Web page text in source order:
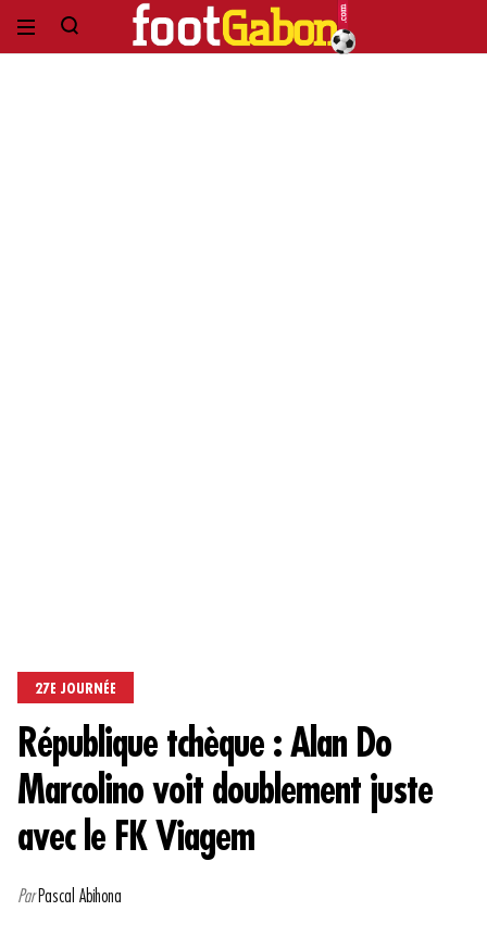
27E JOURNÉE
République tchèque : Alan Do
Marcolino voit doublement juste
avec le FK Viagem
ParPascal Abihona